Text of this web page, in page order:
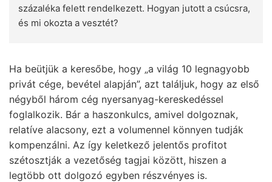
százaléka felett rendelkezett. Hogyan jutott a csúcsra,
és mi okozta a vesztét?
Ha beütjük a keresőbe, hogy „a világ 10 legnagyobb
privát cége, bevétel alapján”, azt találjuk, hogy az első
négyből három cég nyersanyag-kereskedéssel
foglalkozik. Bár a haszonkulcs, amivel dolgoznak,
relatíve alacsony, ezt a volumennel könnyen tudják
kompenzálni. Az így keletkező jelentős profitot
szétosztják a vezetőség tagjai között, hiszen a
legtöbb ott dolgozó egyben részvényes is.